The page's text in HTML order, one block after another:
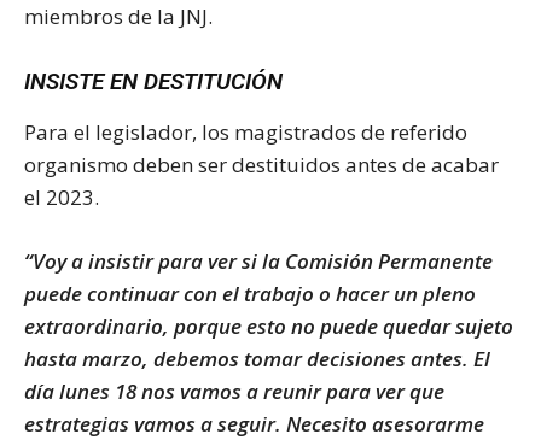
miembros de la JNJ.
INSISTE EN DESTITUCIÓN
Para el legislador, los magistrados de referido
organismo deben ser destituidos antes de acabar
el 2023.
“Voy a insistir para ver si la Comisión Permanente
puede continuar con el trabajo o hacer un pleno
extraordinario, porque esto no puede quedar sujeto
hasta marzo, debemos tomar decisiones antes. El
día lunes 18 nos vamos a reunir para ver que
estrategias vamos a seguir. Necesito asesorarme